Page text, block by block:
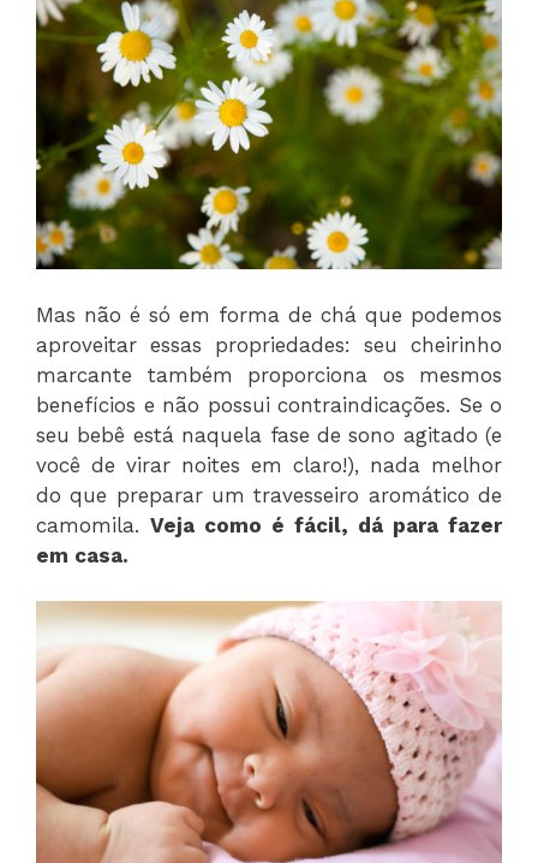
Mas não é só em forma de chá que podemos
aproveitar essas propriedades: seu cheirinho
marcante também proporciona os mesmos
benefícios e não possui contraindicações. Se o
seu bebê está naquela fase de sono agitado (e
você de virar noites em claro!), nada melhor
do que preparar um travesseiro aromático de
camomila. Veja como é fácil, dá para fazer
em casa.